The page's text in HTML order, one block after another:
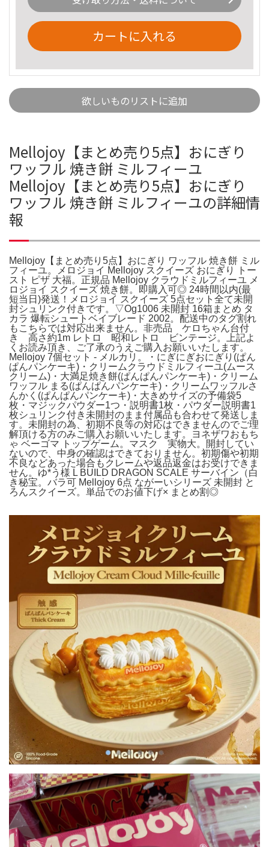
カートに入れる
欲しいものリストに追加
Mellojoy【まとめ売り5点】おにぎり
ワッフル 焼き餅 ミルフィーユ
Mellojoy【まとめ売り5点】おにぎり
ワッフル 焼き餅 ミルフィーユの詳細情
報
Mellojoy【まとめ売り5点】おにぎり ワッフル 焼き餅 ミル
フィーユ。メロジョイ Mellojoy スクイーズ おにぎり トー
スト ピザ 大福。正規品 Mellojoy クラウドミルフィーユ メ
ロジョイ スクイーズ 焼き餅。即購入可◎ 24時間以内(最
短当日)発送！メロジョイ スクイーズ 5点セット全て未開
封シュリンク付きです。▽Og1006 未開封 16箱まとめ タ
カラ 爆転シュートベイブレード 2002。配送中のタグ割れ
もこちらでは対応出来ません。非売品 ケロちゃん台付
き 高さ約1m レトロ 昭和レトロ ビンテージ。上記よ
くお読み頂き、ご了承のうえご購入お願いいたします。
Mellojoy 7個セット - メルカリ。・にぎにぎおにぎり(ぱん
ぱんパンケーキ)・クリームクラウドミルフィーユ(ムース
クリーム)・大満足焼き餅(ぱんぱんパンケーキ)・クリーム
ワッフル まる(ぱんぱんパンケーキ)・クリームワッフルさ
んかく(ぱんぱんパンケーキ)・大きめサイズの予備袋5
枚・マジックパウダー1つ・説明書1枚・パウダー説明書1
枚シュリンク付き未開封のまま付属品も合わせて発送しま
す。未開封の為、初期不良等の対応はできませんのでご理
解頂ける方のみご購入お願いいたします。ヨネザワおもち
ゃ ベーゴマ トップゲーム。マスク 実物大。開封してい
ないので、中身の確認はできておりません。初期傷や初期
不良などあった場合もクレームや返品返金はお受けできま
せん。ゆ*う様 L BUILD DRAGON SCALE サーバイン（白
き秘宝。バラ可 Mellojoy 6点 ながーいシリーズ 未開封 と
ろんスクイーズ。単品でのお値下げ× まとめ割◎